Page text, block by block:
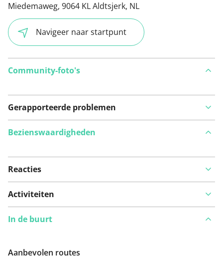
Miedemaweg, 9064 KL Aldtsjerk, NL
Navigeer naar startpunt
Community-foto's
Gerapporteerde problemen
Bekijk op kaart
Iets opgevallen op deze route?
Bezienswaardigheden
Reacties
Activiteiten
In de buurt
Aanbevolen routes